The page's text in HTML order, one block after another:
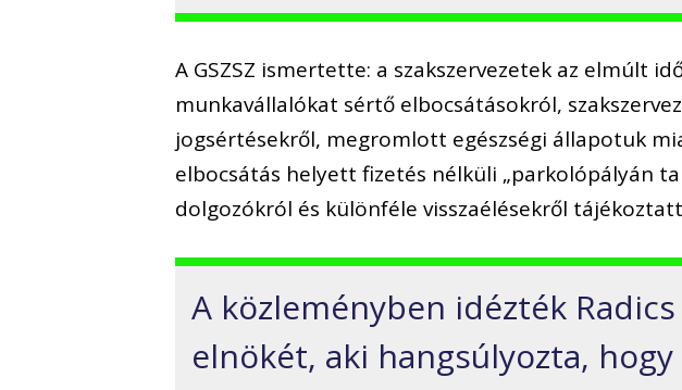
A GSZSZ ismertette: a szakszervezetek az elmúlt
munkavállalókat sértő elbocsátásokról,
jogsértésekről, megromlott egészségi állapotuk
elbocsátás helyett fizetés nélküli „parkolópályán
dolgozókról és különféle visszaélésekről
A közleményben idézték Radics
elnökét, aki hangsúlyozta,